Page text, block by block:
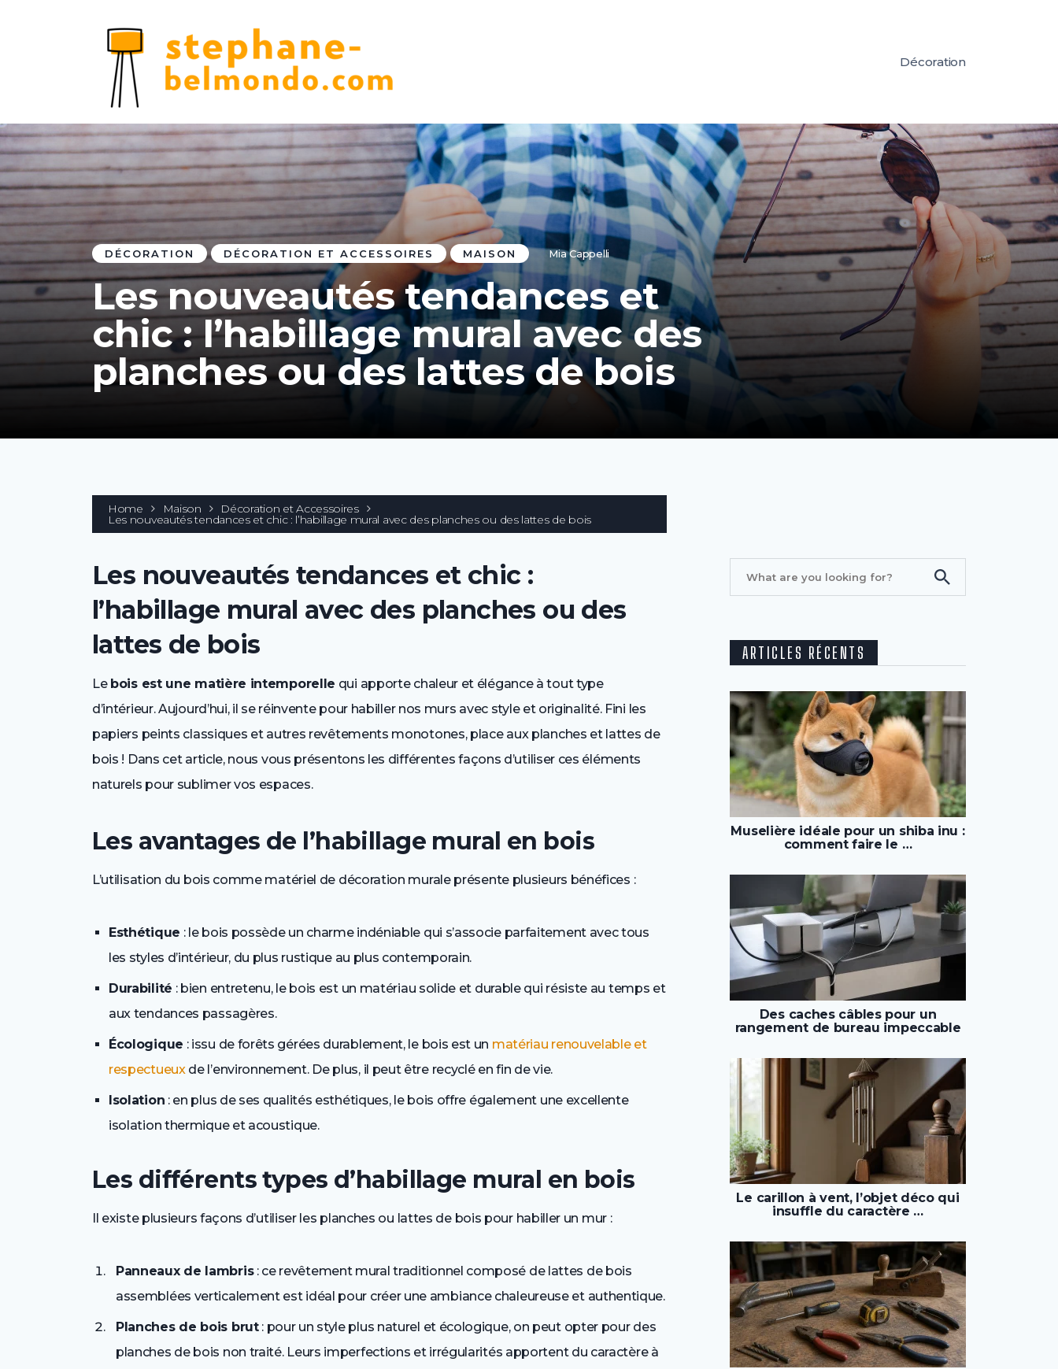
Décoration
DÉCORATION DÉCORATION ET ACCESSOIRES MAISON Mia Cappelli
Les nouveautés tendances et
chic : l’habillage mural avec des
planches ou des lattes de bois
Home Maison Décoration et Accessoires
Les nouveautés tendances et chic : l’habillage mural avec des planches ou des lattes de bois
Les nouveautés tendances et chic :
l’habillage mural avec des planches ou des
lattes de bois
Le bois est une matière intemporelle qui apporte chaleur et élégance à tout type
d’intérieur. Aujourd’hui, il se réinvente pour habiller nos murs avec style et originalité. Fini les
papiers peints classiques et autres revêtements monotones, place aux planches et lattes de
bois ! Dans cet article, nous vous présentons les différentes façons d’utiliser ces éléments
naturels pour sublimer vos espaces.
Les avantages de l’habillage mural en bois
L’utilisation du bois comme matériel de décoration murale présente plusieurs bénéfices :
Esthétique : le bois possède un charme indéniable qui s’associe parfaitement avec tous
les styles d’intérieur, du plus rustique au plus contemporain.
Durabilité : bien entretenu, le bois est un matériau solide et durable qui résiste au temps et
aux tendances passagères.
Écologique : issu de forêts gérées durablement, le bois est un matériau renouvelable et
respectueuxde l’environnement. De plus, il peut être recyclé en fin de vie.
Isolation : en plus de ses qualités esthétiques, le bois offre également une excellente
isolation thermique et acoustique.
Les différents types d’habillage mural en bois
Il existe plusieurs façons d’utiliser les planches ou lattes de bois pour habiller un mur :
Panneaux de lambris: ce revêtement mural traditionnel composé de lattes de bois
assemblées verticalement est idéal pour créer une ambiance chaleureuse et authentique.
Planches de bois brut: pour un style plus naturel et écologique, on peut opter pour des
planches de bois non traité. Leurs imperfections et irrégularités apportent du caractère à
ARTICLES RÉCENTS
Muselière idéale pour un shiba inu :
comment faire le …
Des caches câbles pour un
rangement de bureau impeccable
Le carillon à vent, l’objet déco qui
insuffle du caractère …